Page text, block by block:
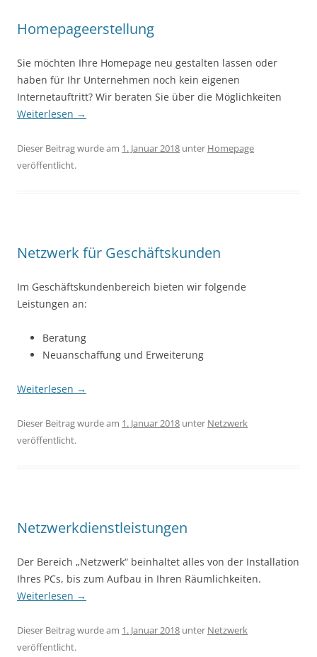
Homepageerstellung
Sie möchten Ihre Homepage neu gestalten lassen oder
haben für Ihr Unternehmen noch kein eigenen
Internetauftritt? Wir beraten Sie über die Möglichkeiten
Weiterlesen →
Dieser Beitrag wurde am 1. Januar 2018 unter Homepage
veröffentlicht.
Netzwerk für Geschäftskunden
Im Geschäftskundenbereich bieten wir folgende
Leistungen an:
Beratung
Neuanschaffung und Erweiterung
Weiterlesen →
Dieser Beitrag wurde am 1. Januar 2018 unter Netzwerk
veröffentlicht.
Netzwerkdienstleistungen
Der Bereich „Netzwerk“ beinhaltet alles von der Installation
Ihres PCs, bis zum Aufbau in Ihren Räumlichkeiten.
Weiterlesen →
Dieser Beitrag wurde am 1. Januar 2018 unter Netzwerk
veröffentlicht.